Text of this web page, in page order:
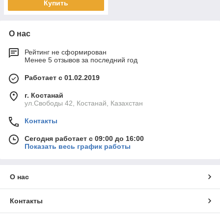
Купить
О нас
Рейтинг не сформирован
Менее 5 отзывов за последний год
Работает с 01.02.2019
г. Костанай
ул.Свободы 42, Костанай, Казахстан
Контакты
Сегодня работает с 09:00 до 16:00
Показать весь график работы
О нас
Контакты